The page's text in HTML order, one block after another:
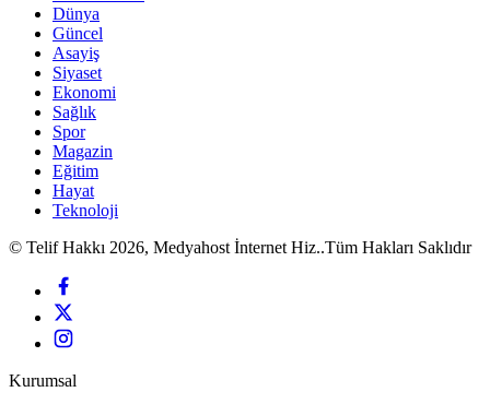
Dünya
Güncel
Asayiş
Siyaset
Ekonomi
Sağlık
Spor
Magazin
Eğitim
Hayat
Teknoloji
© Telif Hakkı 2026, Medyahost İnternet Hiz..Tüm Hakları Saklıdır
Kurumsal